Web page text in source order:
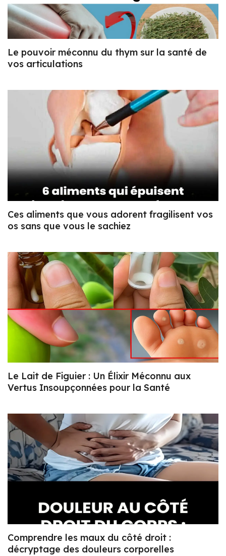
Le pouvoir méconnu du thym sur la santé de
vos articulations
Ces aliments que vous adorent fragilisent vos
os sans que vous le sachiez
Le Lait de Figuier : Un Élixir Méconnu aux
Vertus Insoupçonnées pour la Santé
Comprendre les maux du côté droit :
décryptage des douleurs corporelles